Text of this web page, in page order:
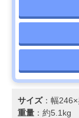
サイズ：幅
重量 ：約5.1kg